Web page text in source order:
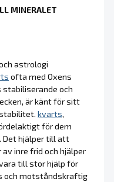
MINERALET
astrologi
ofta med Oxens
och
är känt för sitt
kvarts,
för dem
Det hjälper till att
inre frid och hjälper
till stor hjälp för
och motståndskraftig